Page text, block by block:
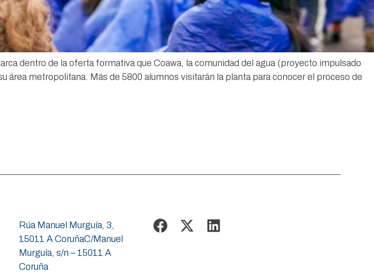
dentro de la oferta formativa que Coawa, la comunidad del agua (proyecto impulsado
área metropolitana. Más de 5800 alumnos visitarán la planta para conocer el proceso de
Rúa Manuel Murguía, 3,
15011 A CoruñaC/Manuel
Murguía, s/n – 15011 A
Coruña